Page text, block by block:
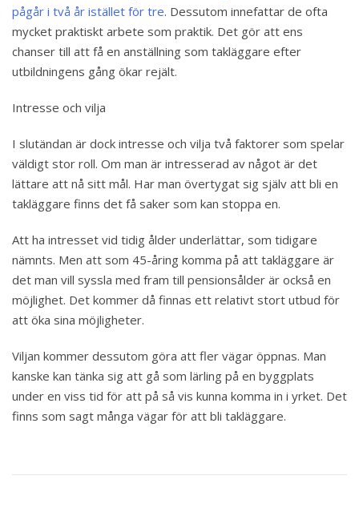
pågår i två år istället för tre. Dessutom innefattar de ofta
mycket praktiskt arbete som praktik. Det gör att ens
chanser till att få en anställning som takläggare efter
utbildningens gång ökar rejält.
Intresse och vilja
I slutändan är dock intresse och vilja två faktorer som spelar
väldigt stor roll. Om man är intresserad av något är det
lättare att nå sitt mål. Har man övertygat sig själv att bli en
takläggare finns det få saker som kan stoppa en.
Att ha intresset vid tidig ålder underlättar, som tidigare
nämnts. Men att som 45-åring komma på att takläggare är
det man vill syssla med fram till pensionsålder är också en
möjlighet. Det kommer då finnas ett relativt stort utbud för
att öka sina möjligheter.
Viljan kommer dessutom göra att fler vägar öppnas. Man
kanske kan tänka sig att gå som lärling på en byggplats
under en viss tid för att på så vis kunna komma in i yrket. Det
finns som sagt många vägar för att bli takläggare.